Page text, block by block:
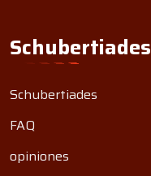
Schubertiades
Schubertiades
FAQ
opiniones